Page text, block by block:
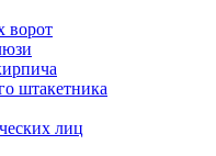
ворот
штакетника
лиц